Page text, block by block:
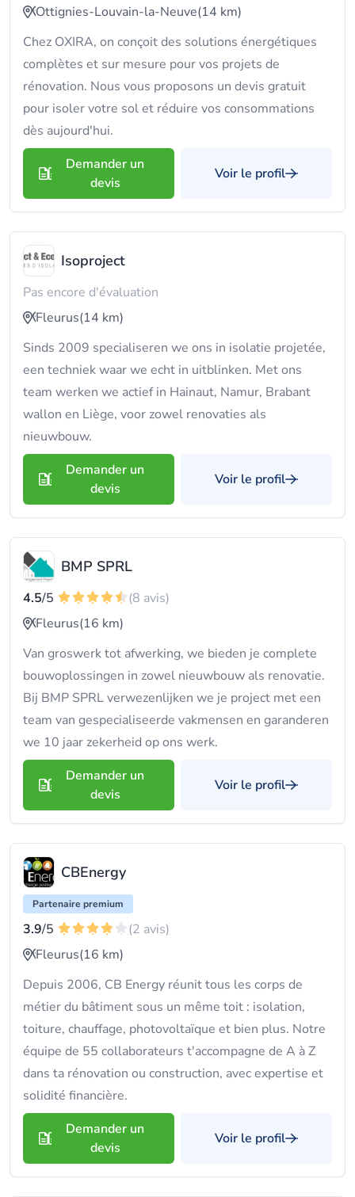
Ottignies-Louvain-la-Neuve(14 km)
Chez OXIRA, on conçoit des solutions énergétiques
complètes et sur mesure pour vos projets de
rénovation. Nous vous proposons un devis gratuit
pour isoler votre sol et réduire vos consommations
dès aujourd'hui.
Demander un
devis
Voir le profil
Isoproject
Pas encore d'évaluation
Fleurus(14 km)
Sinds 2009 specialiseren we ons in isolatie projetée,
een techniek waar we echt in uitblinken. Met ons
team werken we actief in Hainaut, Namur, Brabant
wallon en Liège, voor zowel renovaties als
nieuwbouw.
Demander un
devis
Voir le profil
BMP SPRL
4.5/5
(8 avis)
Fleurus(16 km)
Van groswerk tot afwerking, we bieden je complete
bouwoplossingen in zowel nieuwbouw als renovatie.
Bij BMP SPRL verwezenlijken we je project met een
team van gespecialiseerde vakmensen en garanderen
we 10 jaar zekerheid op ons werk.
Demander un
devis
Voir le profil
CBEnergy
Partenaire premium
3.9/5
(2 avis)
Fleurus(16 km)
Depuis 2006, CB Energy réunit tous les corps de
métier du bâtiment sous un même toit : isolation,
toiture, chauffage, photovoltaïque et bien plus. Notre
équipe de 55 collaborateurs t'accompagne de A à Z
dans ta rénovation ou construction, avec expertise et
solidité financière.
Demander un
devis
Voir le profil